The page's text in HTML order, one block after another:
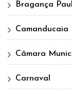
Bragança
Camanducaia
Câmara
Carnaval